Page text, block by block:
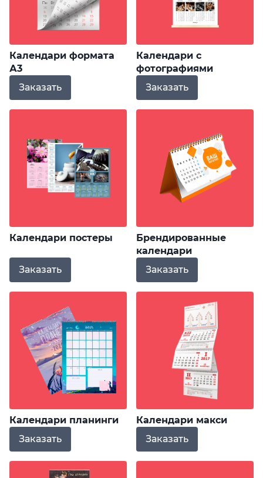
Календари формата
А3
Заказать
Календари с
фотографиями
Заказать
Календари постеры
Заказать
Брендированные
календари
Заказать
Календари планинги
Заказать
Календари макси
Заказать